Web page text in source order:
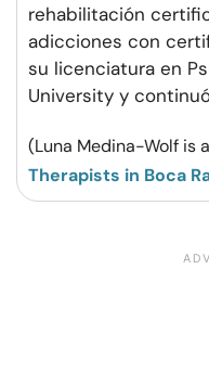
rehabilitación
adicciones con
su licenciatura en
University y
(Luna Medina-Wolf is
Therapists in Boca